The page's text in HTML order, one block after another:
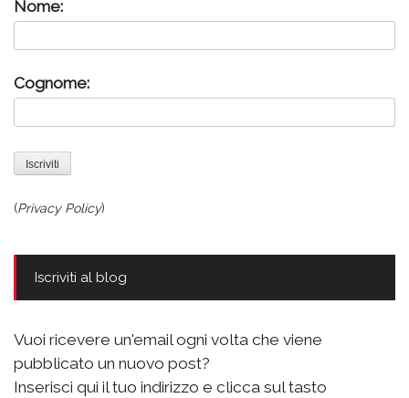
Nome:
Cognome:
(Privacy Policy)
Iscriviti al blog
Vuoi ricevere un'email ogni volta che viene
pubblicato un nuovo post?
Inserisci qui il tuo indirizzo e clicca sul tasto